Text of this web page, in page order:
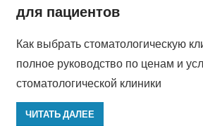
для пациентов
Как выбрать стоматологическую
полное руководство по ценам и
стоматологической клиники
ЧИТАТЬ ДАЛЕЕ